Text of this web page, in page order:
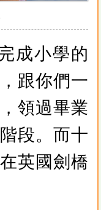
成小學的
跟你們一
領過畢業
段。而十
英國劍橋